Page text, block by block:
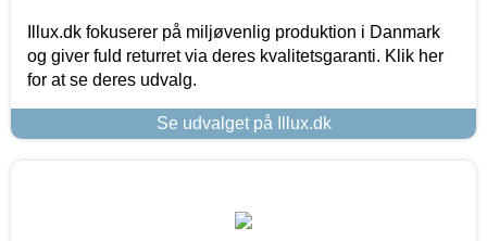
Illux.dk fokuserer på miljøvenlig produktion i Danmark
og giver fuld returret via deres kvalitetsgaranti. Klik her
for at se deres udvalg.
Se udvalget på Illux.dk